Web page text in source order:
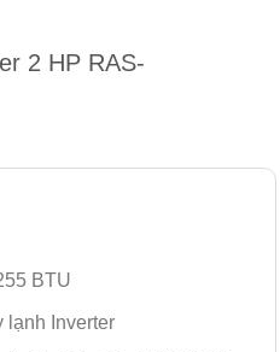
2 HP RAS-
BTU
lạnh Inverter